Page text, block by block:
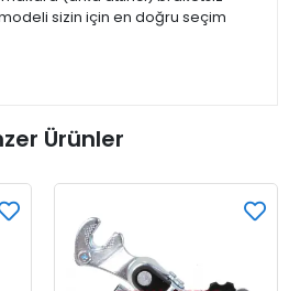
sizin için en doğru seçim
Ürünler